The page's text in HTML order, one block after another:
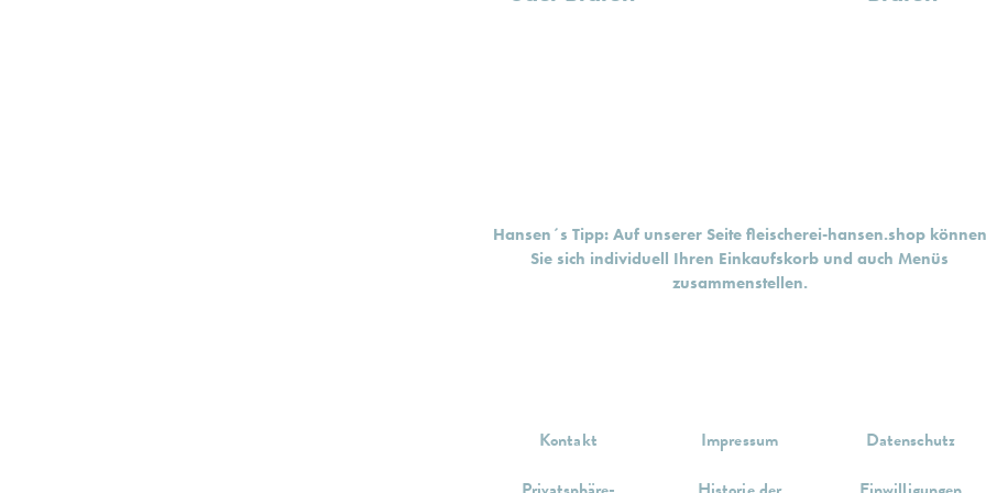
Hansen´s Tipp: Auf unserer Seite fleischerei-hansen.shopkönnen
Sie sich individuell Ihren Einkaufskorb und auch Menüs
zusammenstellen.
Kontakt Impressum
Datenschutz